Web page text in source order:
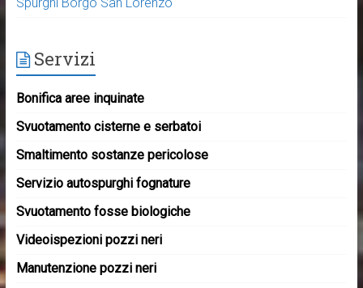
Servizi
Bonifica aree inquinate
Svuotamento cisterne e serbatoi
Smaltimento sostanze pericolose
Servizio autospurghi fognature
Svuotamento fosse biologiche
Videoispezioni pozzi neri
Manutenzione pozzi neri